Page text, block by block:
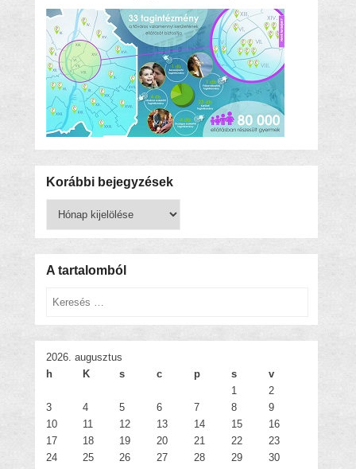
Korábbi bejegyzések
bejegyzések
A tartalomból
Keresés
2026. augusztus
h
K s c p s
v
1
2
3
4 5 6 7 8
9
10
11 12 13 14 15
16
17
18 19 20 21 22
23
24
25 26 27 28 29
30